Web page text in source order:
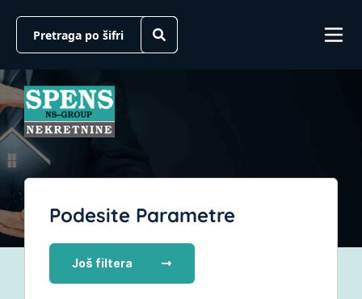
Podesite Parametre
Još filtera